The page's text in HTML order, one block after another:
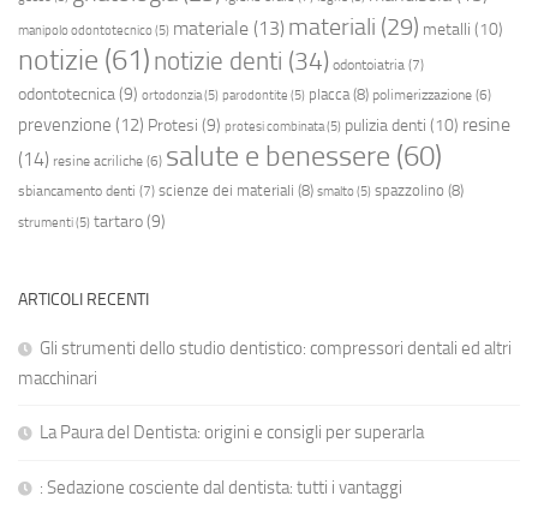
manipolo odontotecnico(5) materiale (13) materiali (29) metalli (10)
notizie (61) notizie denti (34) odontoiatria (7)
odontotecnica (9) ortodonzia(5) parodontite (5) placca(8) polimerizzazione (6)
prevenzione (12) Protesi (9) protesi combinata(5) pulizia denti (10) resine
(14) resine acriliche (6) salute e benessere (60)
sbiancamento denti (7) scienze dei materiali (8) smalto(5) spazzolino (8)
strumenti(5) tartaro(9)
ARTICOLI RECENTI
Gli strumenti dello studio dentistico: compressori dentali ed altri
macchinari
La Paura del Dentista: origini e consigli per superarla
: Sedazione cosciente dal dentista: tutti i vantaggi